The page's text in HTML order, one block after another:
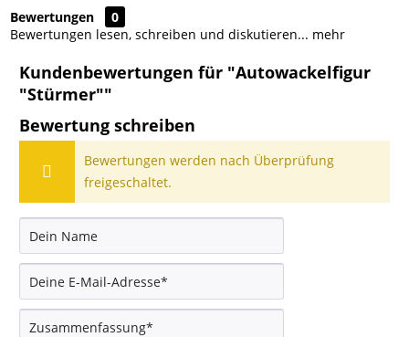
Bewertungen
0
Bewertungen lesen, schreiben und diskutieren... mehr
Kundenbewertungen für "Autowackelfigur
"Stürmer""
Bewertung schreiben
Bewertungen werden nach Überprüfung
freigeschaltet.